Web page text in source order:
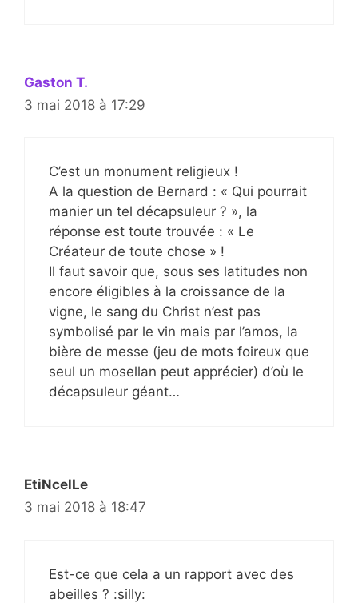
Gaston T.
3 mai 2018 à 17:29
C’est un monument religieux !
A la question de Bernard : « Qui pourrait
manier un tel décapsuleur ? », la
réponse est toute trouvée : « Le
Créateur de toute chose » !
Il faut savoir que, sous ses latitudes non
encore éligibles à la croissance de la
vigne, le sang du Christ n’est pas
symbolisé par le vin mais par l’amos, la
bière de messe (jeu de mots foireux que
seul un mosellan peut apprécier) d’où le
décapsuleur géant…
EtiNcelLe
3 mai 2018 à 18:47
Est-ce que cela a un rapport avec des
abeilles ? :silly: